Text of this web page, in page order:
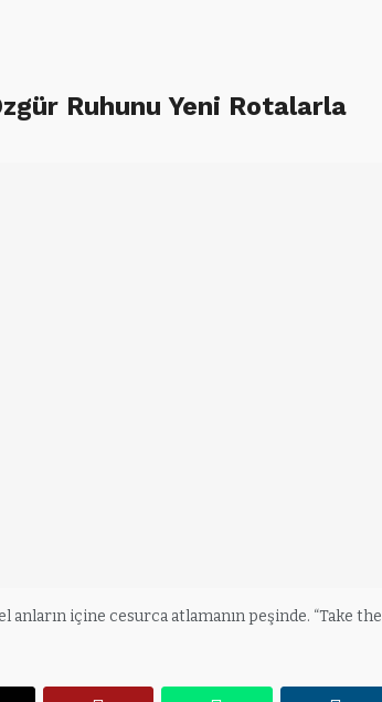
Ruhunu Yeni Rotalarla
anların içine cesurca atlamanın peşinde. “Take the